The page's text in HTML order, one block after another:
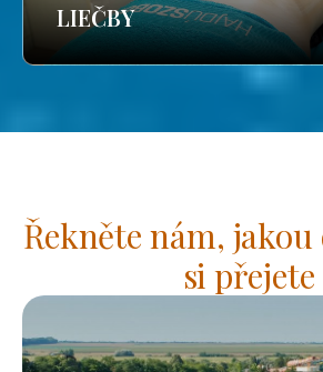
LIEČBY
Řekněte nám,
si přejete